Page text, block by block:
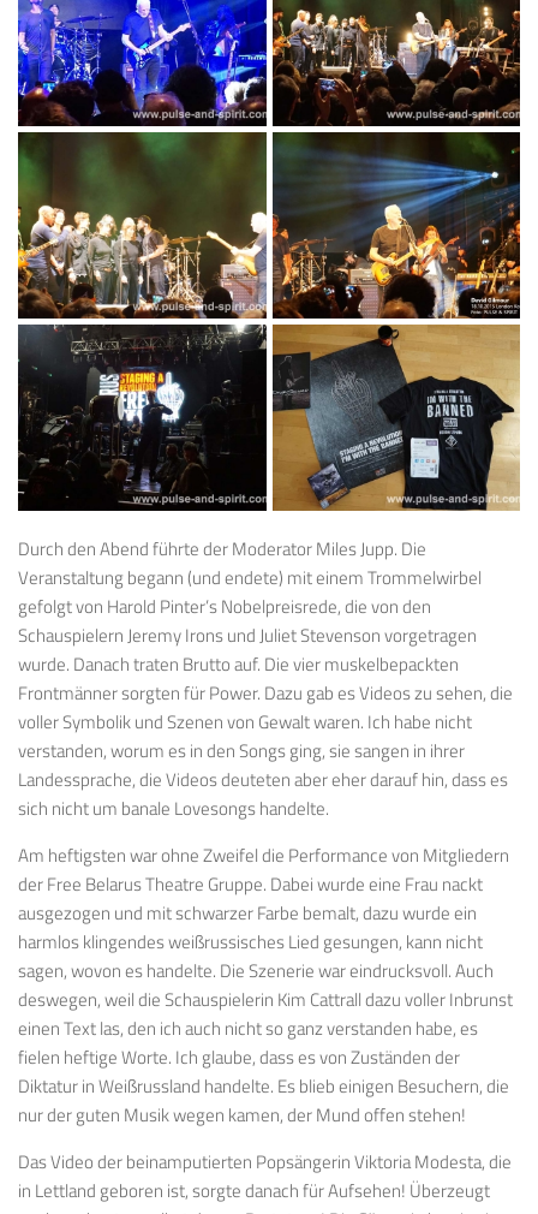
Durch den Abend führte der Moderator Miles Jupp. Die
Veranstaltung begann (und endete) mit einem Trommelwirbel
gefolgt von Harold Pinter’s Nobelpreisrede, die von den
Schauspielern Jeremy Irons und Juliet Stevenson vorgetragen
wurde. Danach traten Brutto auf. Die vier muskelbepackten
Frontmänner sorgten für Power. Dazu gab es Videos zu sehen, die
voller Symbolik und Szenen von Gewalt waren. Ich habe nicht
verstanden, worum es in den Songs ging, sie sangen in ihrer
Landessprache, die Videos deuteten aber eher darauf hin, dass es
sich nicht um banale Lovesongs handelte.
Am heftigsten war ohne Zweifel die Performance von Mitgliedern
der Free Belarus Theatre Gruppe. Dabei wurde eine Frau nackt
ausgezogen und mit schwarzer Farbe bemalt, dazu wurde ein
harmlos klingendes weißrussisches Lied gesungen, kann nicht
sagen, wovon es handelte. Die Szenerie war eindrucksvoll. Auch
deswegen, weil die Schauspielerin Kim Cattrall dazu voller Inbrunst
einen Text las, den ich auch nicht so ganz verstanden habe, es
fielen heftige Worte. Ich glaube, dass es von Zuständen der
Diktatur in Weißrussland handelte. Es blieb einigen Besuchern, die
nur der guten Musik wegen kamen, der Mund offen stehen!
Das Video der beinamputierten Popsängerin Viktoria Modesta, die
in Lettland geboren ist, sorgte danach für Aufsehen! Überzeugt